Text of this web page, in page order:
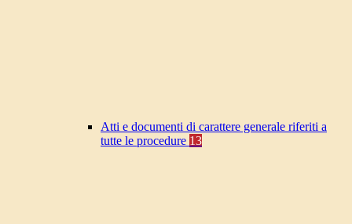
Atti e documenti di carattere generale riferiti a
tutte le procedure 13